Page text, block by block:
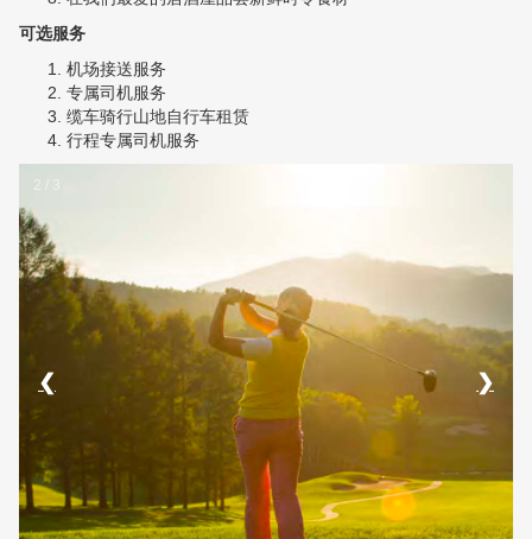
可选服务
机场接送服务
专属司机服务
缆车骑行山地自行车租赁
行程专属司机服务
2 / 3
❮ ❯